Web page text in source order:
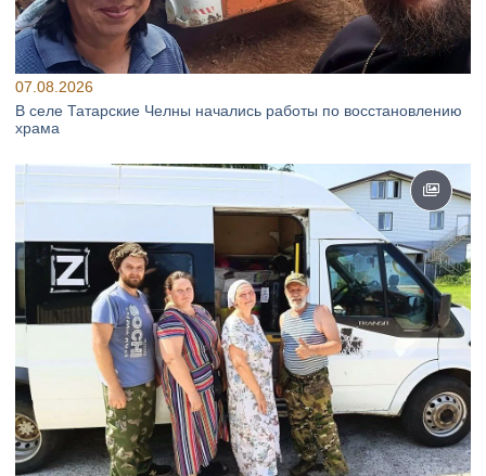
07.08.2026
В селе Татарские Челны начались работы по восстановлению
храма